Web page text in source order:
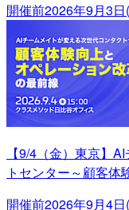
開催前2026年9月3日
【9/4（金）東京】
トセンター～顧客体
開催前2026年9月4日